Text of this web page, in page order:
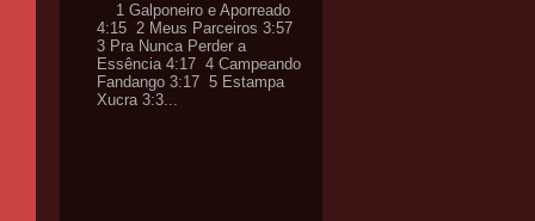
1 Galponeiro e Aporreado
4:15 2 Meus Parceiros 3:57
3 Pra Nunca Perder a
Essência 4:17 4 Campeando
Fandango 3:17 5 Estampa
Xucra 3:3...